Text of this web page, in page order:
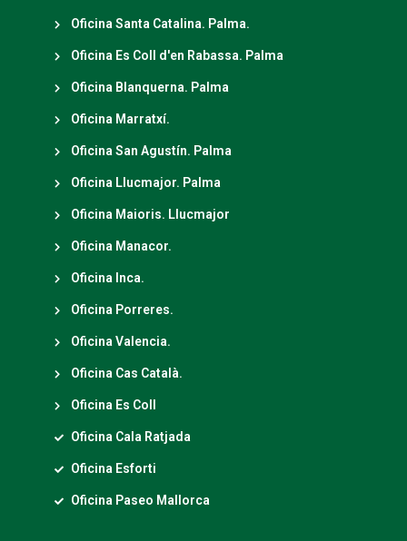
Oficina Santa Catalina. Palma.
Oficina Es Coll d'en Rabassa. Palma
Oficina Blanquerna. Palma
Oficina Marratxí.
Oficina San Agustín. Palma
Oficina Llucmajor. Palma
Oficina Maioris. Llucmajor
Oficina Manacor.
Oficina Inca.
Oficina Porreres.
Oficina Valencia.
Oficina Cas Català.
Oficina Es Coll
Oficina Cala Ratjada
Oficina Esforti
Oficina Paseo Mallorca